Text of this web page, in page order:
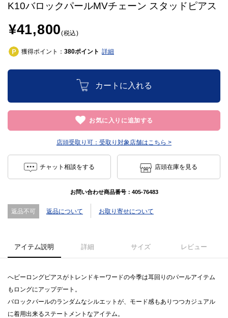
K10バロックパールMVチェーン スタッドピアス
¥41,800(税込)
獲得ポイント： 380ポイント 詳細
カートに入れる
お気に入りに追加する
店頭受取り可： 受取り対象店舗はこちら >
チャット相談をする 店頭在庫を見る
お問い合わせ商品番号： 405-76483
返品不可 返品について お取り寄せについて
アイテム説明 詳細 サイズ レビュー
へビーロングピアスがトレンドキーワードの今季は耳回りのパールアイテム
もロングにアップデート。
バロックパールのランダムなシルエットが、モード感もありつつカジュアル
に着用出来るステートメントなアイテム。